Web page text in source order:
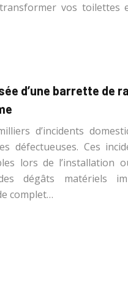
vos
d’une barrette de
d’incidents
défectueuses. Ces
lors de l’installation
dégâts matériels
complet…